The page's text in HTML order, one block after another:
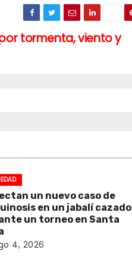
tormenta, viento y
un nuevo caso de
en un jabalí cazado
un torneo en Santa
4, 2026